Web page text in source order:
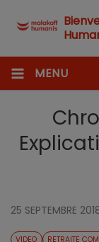
MENU
25 SEPTEMBRE
VIDEO RETRAITE